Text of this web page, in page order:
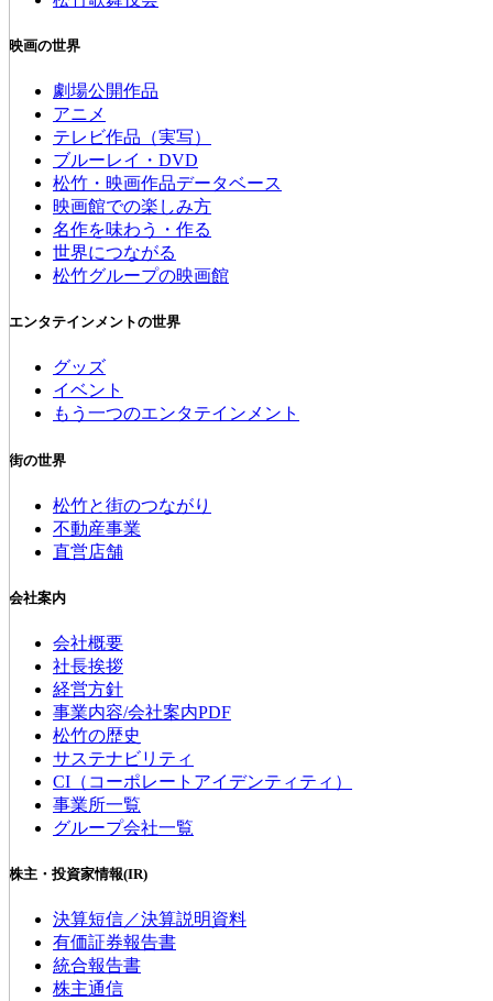
映画の世界
劇場公開作品
アニメ
テレビ作品（実写）
ブルーレイ・DVD
松竹・映画作品データベース
映画館での楽しみ方
名作を味わう・作る
世界につながる
松竹グループの映画館
エンタテインメントの世界
グッズ
イベント
もう一つのエンタテインメント
街の世界
松竹と街のつながり
不動産事業
直営店舗
会社案内
会社概要
社長挨拶
経営方針
事業内容/会社案内PDF
松竹の歴史
サステナビリティ
CI（コーポレートアイデンティティ）
事業所一覧
グループ会社一覧
株主・投資家情報(IR)
決算短信／決算説明資料
有価証券報告書
統合報告書
株主通信